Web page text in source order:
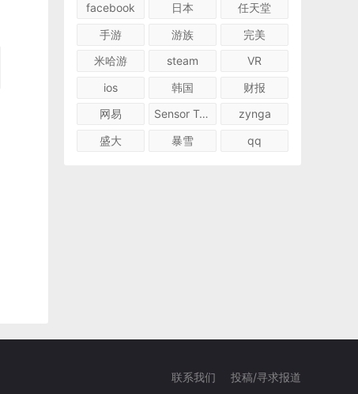
facebook
日本
任天堂
手游
游族
完美
米哈游
steam
VR
ios
韩国
财报
网易
Sensor Tower
zynga
盛大
暴雪 qq
联系我们 投稿/寻求报道